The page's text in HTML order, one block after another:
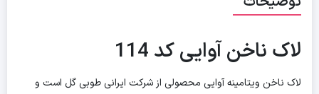
لاک ناخن آوایی کد 114
لاک ناخن ویتامینه آوایی محصولی از شرکت ایرانی طوبی گل است و